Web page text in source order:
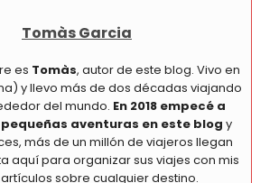
Tomàs Garcia
es Tomàs, autor de este blog. Vivo en
y llevo más de dos décadas viajando
del mundo. En 2018 empecé a
aventuras en este blog y
más de un millón de viajeros llegan
aquí para organizar sus viajes con mis
sobre cualquier destino.